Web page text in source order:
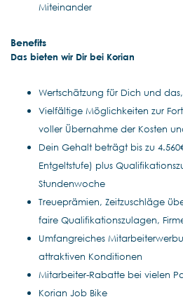
Miteinander
Benefits
Das bieten wir Dir bei Korian
Wertschätzung für Dich und
Vielfältige Möglichkeiten zur
voller Übernahme der Kosten
Dein Gehalt beträgt bis zu
Entgeltstufe) plus
Stundenwoche
Treueprämien, Zeitzuschläge
faire Qualifikationszulagen,
Umfangreiches
attraktiven Konditionen
Mitarbeiter-Rabatte bei vielen
Korian Job Bike